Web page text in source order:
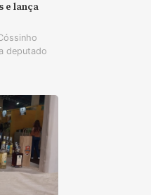
e lança
deputado